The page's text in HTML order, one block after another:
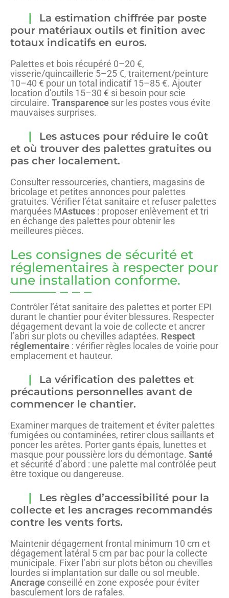
La estimation chiffrée par poste
pour matériaux outils et finition avec
totaux indicatifs en euros.
Palettes et bois récupéré 0–20 €,
visserie/quincaillerie 5–25 €, traitement/peinture
10–40 € pour un total indicatif 15–85 €. Ajouter
location d’outils 15–30 € si besoin pour scie
circulaire. Transparence sur les postes vous évite
mauvaises surprises.
Les astuces pour réduire le coût
et où trouver des palettes gratuites ou
pas cher localement.
Consulter ressourceries, chantiers, magasins de
bricolage et petites annonces pour palettes
gratuites. Vérifier l’état sanitaire et refuser palettes
marquées MAstuces : proposer enlèvement et tri
en échange des palettes pour obtenir les
meilleures pièces.
Les consignes de sécurité et
réglementaires à respecter pour
une installation conforme.
Contrôler l’état sanitaire des palettes et porter EPI
durant le chantier pour éviter blessures. Respecter
dégagement devant la voie de collecte et ancrer
l’abri sur plots ou chevilles adaptées. Respect
réglementaire : vérifier règles locales de voirie pour
emplacement et hauteur.
La vérification des palettes et
précautions personnelles avant de
commencer le chantier.
Examiner marques de traitement et éviter palettes
fumigées ou contaminées, retirer clous saillants et
poncer les arêtes. Porter gants épais, lunettes et
masque pour poussière lors du démontage. Santé
et sécurité d’abord : une palette mal contrôlée peut
être toxique ou dangereuse.
Les règles d’accessibilité pour la
collecte et les ancrages recommandés
contre les vents forts.
Maintenir dégagement frontal minimum 10 cm et
dégagement latéral 5 cm par bac pour la collecte
municipale. Fixer l’abri sur plots béton ou chevilles
lourdes si implantation sur dalle ou sol meuble.
Ancrage conseillé en zone exposée pour éviter
basculement lors de rafales.